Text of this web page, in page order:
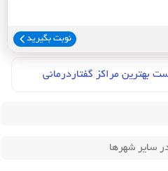
نوبت بگیرید
بهترین مراکز گفتاردرمانی
سایر شهرها